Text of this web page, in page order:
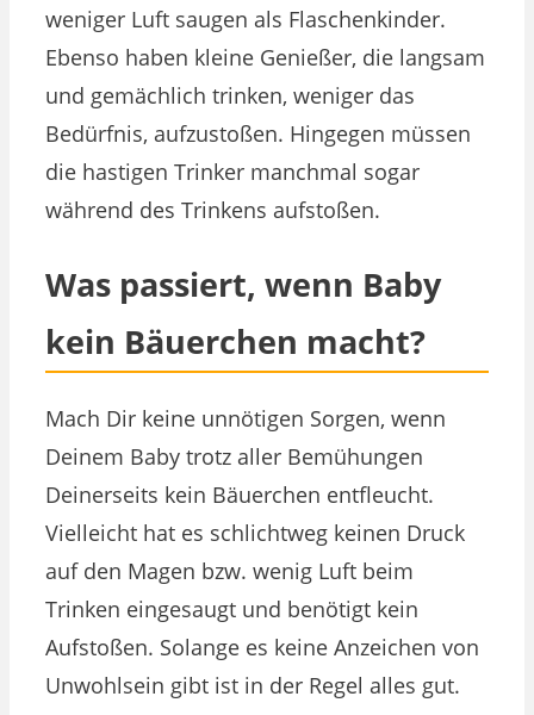
weniger Luft saugen als Flaschenkinder.
Ebenso haben kleine Genießer, die langsam
und gemächlich trinken, weniger das
Bedürfnis, aufzustoßen. Hingegen müssen
die hastigen Trinker manchmal sogar
während des Trinkens aufstoßen.
Was passiert, wenn Baby
kein Bäuerchen macht?
Mach Dir keine unnötigen Sorgen, wenn
Deinem Baby trotz aller Bemühungen
Deinerseits kein Bäuerchen entfleucht.
Vielleicht hat es schlichtweg keinen Druck
auf den Magen bzw. wenig Luft beim
Trinken eingesaugt und benötigt kein
Aufstoßen. Solange es keine Anzeichen von
Unwohlsein gibt ist in der Regel alles gut.